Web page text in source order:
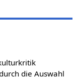
die Auswahl